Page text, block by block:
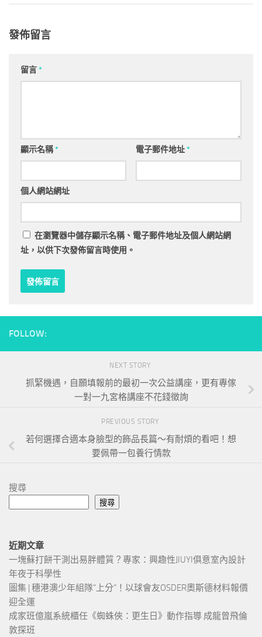
發佈留言
留言*
顯示名稱* 電子郵件地址*
個人網站網址
在瀏覽器中儲存顯示名稱、電子郵件地址及個人網站網
址，以供下次發佈留言時使用。
FOLLOW:
NEXT STORY
抓緊機遇，自願填報前的最初一次公益講座，更有專傢
一對一九宮格講座不花錢徵詢
PREVIOUS STORY
若何選擇合適本身臉型的飾品長篇～有耐煩的看吧！想
要佩帶一包養行情款
搜尋
搜尋
近期文章
一塊蘇打餅干測出易胖體質？專家：興趣性JIUYI俱意室內設計
年夜于科學性
圖集 | 穗港澳少年組隊“上分“！以球會友OSDER奧斯德材料報價
迎全運
成家班億嵐系統櫃任《蜘蛛俠：更生日》動作指導 成龍曾飛倫
敦探班